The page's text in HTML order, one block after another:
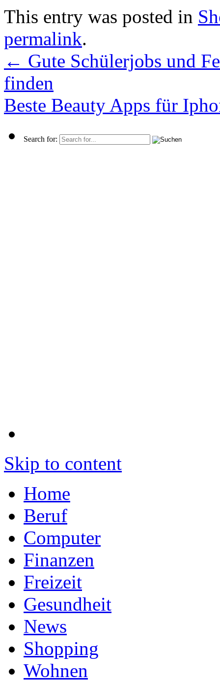
This entry was posted in
permalink.
← Gute Schülerjobs und
finden
Beste Beauty Apps für
Search for:
Skip to content
Home
Beruf
Computer
Finanzen
Freizeit
Gesundheit
News
Shopping
Wohnen